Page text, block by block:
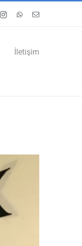
InstagramWhatsApp
Email
İletişim